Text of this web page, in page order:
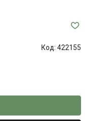
Код: 422155